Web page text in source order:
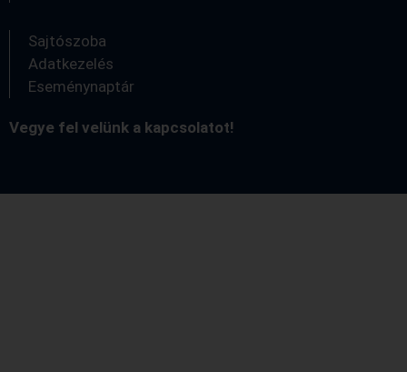
Sajtószoba
Adatkezelés
Eseménynaptár
Vegye fel velünk a kapcsolatot!